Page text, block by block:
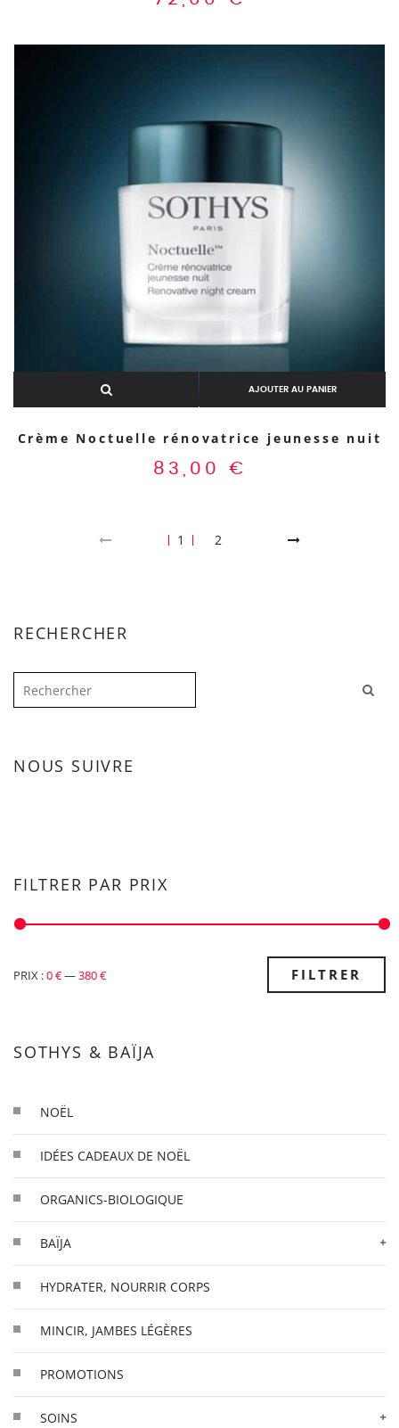
AJOUTER AU PANIER
Crème Noctuelle rénovatrice jeunesse nuit
83,00 €
1 2
RECHERCHER
NOUS SUIVRE
FILTRER PAR PRIX
PRIX
PRIX
FILTRER
PRIX :0 €—380 €
SOTHYS & BAÏJA
NOËL
IDÉES CADEAUX DE NOËL
ORGANICS-BIOLOGIQUE
BAÏJA
HYDRATER, NOURRIR CORPS
MINCIR, JAMBES LÉGÈRES
PROMOTIONS
SOINS